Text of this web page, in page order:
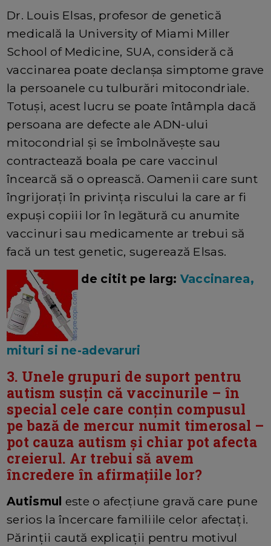
Dr. Louis Elsas, profesor de genetică
medicală la University of Miami Miller
School of Medicine, SUA, consideră că
vaccinarea poate declanșa simptome grave
la persoanele cu tulburări mitocondriale.
Totuși, acest lucru se poate întâmpla dacă
persoana are defecte ale ADN-ului
mitocondrial și se îmbolnăvește sau
contractează boala pe care vaccinul
încearcă să o oprească. Oamenii care sunt
îngrijorați în privința riscului la care ar fi
expuși copiii lor în legătură cu anumite
vaccinuri sau medicamente ar trebui să
facă un test genetic, sugerează Elsas.
de citit pe larg: Vaccinarea,
mituri si ne-adevaruri
3. Unele grupuri de suport pentru
autism susțin că vaccinurile – în
special cele care conțin compusul
pe bază de mercur numit timerosal –
pot cauza autism și chiar pot afecta
creierul. Ar trebui să avem
încredere în afirmațiile lor?
Autismul este o afecțiune gravă care pune
serios la încercare familiile celor afectați.
Părinții caută explicații pentru motivul